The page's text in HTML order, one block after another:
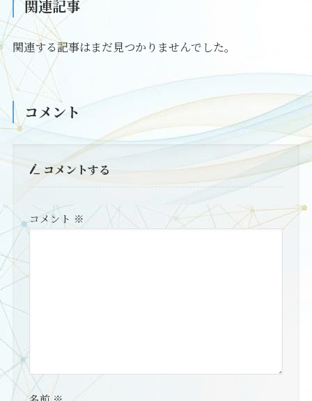
関連記事
関連する記事はまだ見つかりませんでした。
コメント
コメントする
コメント ※